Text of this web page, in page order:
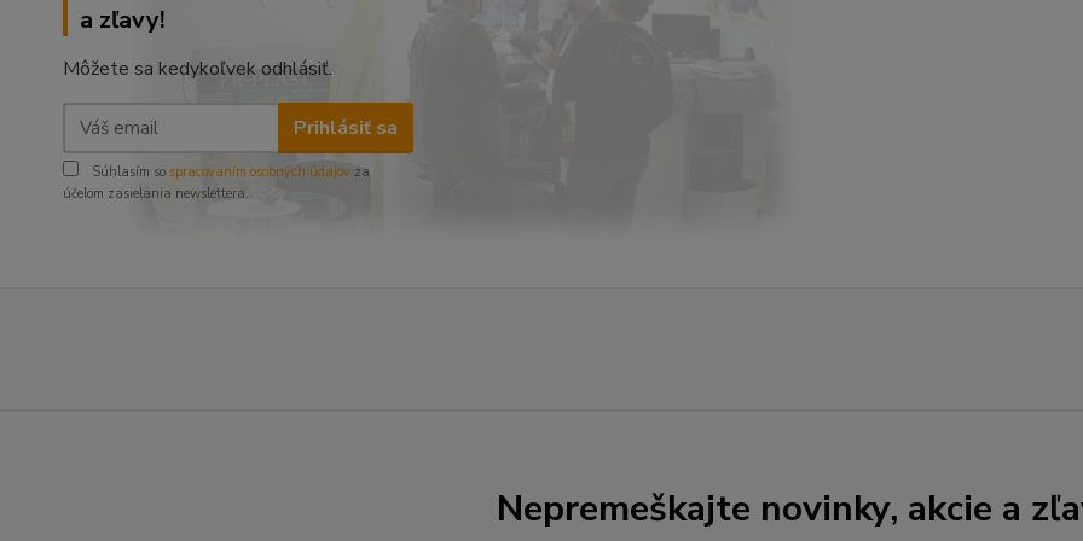
a zľavy!
Môžete sa kedykoľvek odhlásiť.
Prihlásiť sa
Súhlasím so spracovaním osobných údajov za
účelom zasielania newslettera.
Nepremeškajte novinky, akcie a